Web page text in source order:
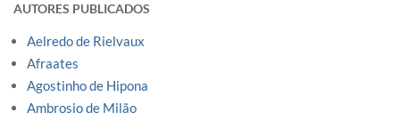
AUTORES PUBLICADOS
Aelredo de Rielvaux
Afraates
Agostinho de Hipona
Ambrosio de Milão